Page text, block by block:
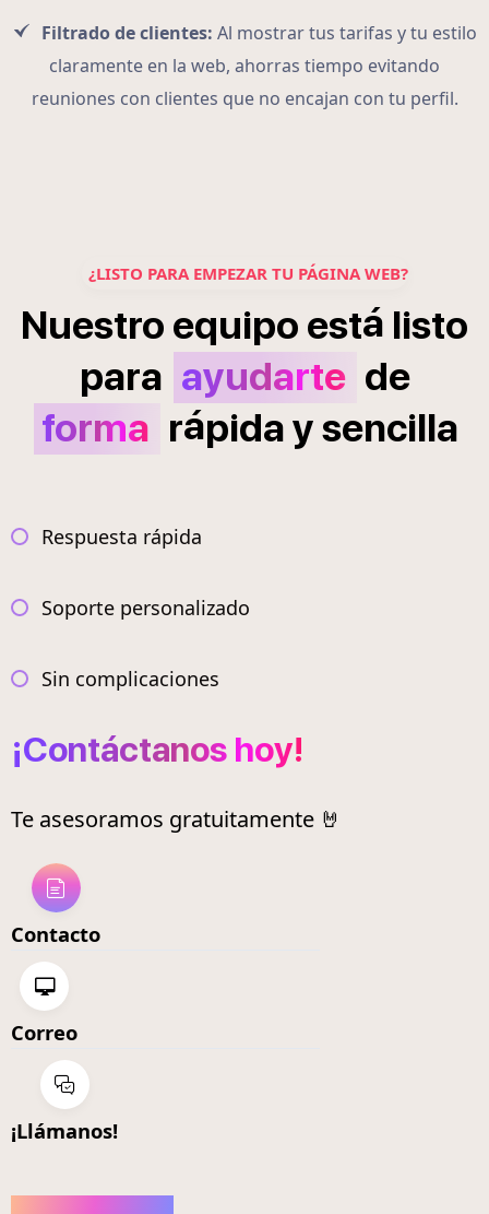
Filtrado de clientes: Al mostrar tus tarifas y tu estilo
claramente en la web, ahorras tiempo evitando
reuniones con clientes que no encajan con tu perfil.
¿LISTO PARA EMPEZAR TU PÁGINA WEB?
Nuestro equipo está listo
para ayudarte de
forma rápidaysencilla
Respuesta rápida
Soporte personalizado
Sin complicaciones
¡Contáctanos hoy!
Te asesoramos gratuitamente 🤘
Contacto
Correo
¡Llámanos!